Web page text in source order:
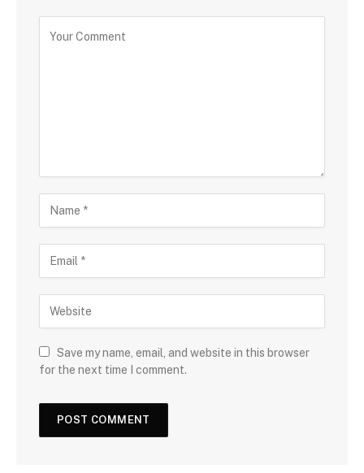
Save my name, email, and website in this browser
for the next time I comment.